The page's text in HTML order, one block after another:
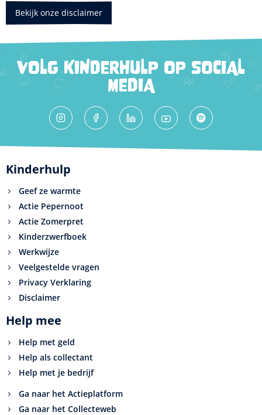
Bekijk onze disclaimer
VOLG KINDERHULP OP SOCIAL
MEDIA
Kinderhulp
Geef ze warmte
Actie Pepernoot
Actie Zomerpret
Kinderzwerfboek
Werkwijze
Veelgestelde vragen
Privacy Verklaring
Disclaimer
Help mee
Help met geld
Help als collectant
Help met je bedrijf
Ga naar het Actieplatform
Ga naar het Collecteweb